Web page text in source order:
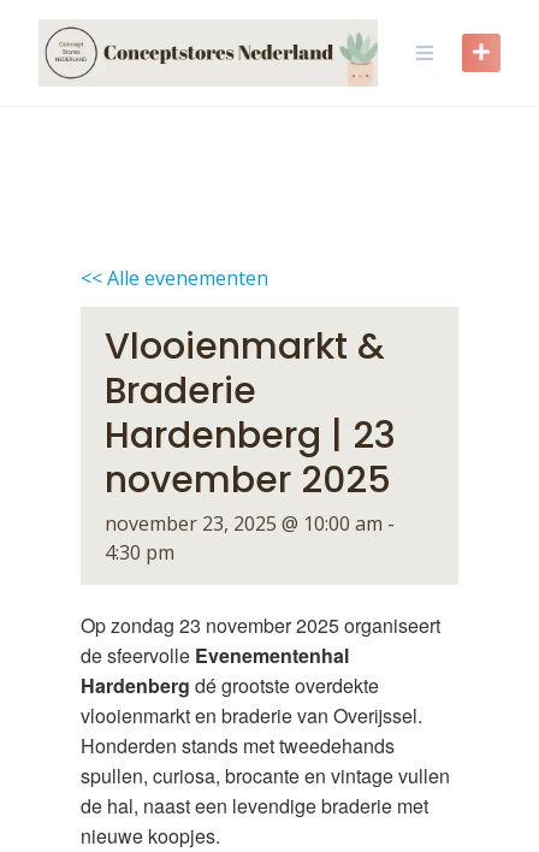
content
<< Alle evenementen
Vlooienmarkt &
Braderie
Hardenberg | 23
november 2025
november 23, 2025 @ 10:00 am -
4:30 pm
Op zondag 23 november 2025 organiseert
de sfeervolle Evenementenhal
Hardenberg dé grootste overdekte
vlooienmarkt en braderie van Overijssel.
Honderden stands met tweedehands
spullen, curiosa, brocante en vintage vullen
de hal, naast een levendige braderie met
nieuwe koopjes.